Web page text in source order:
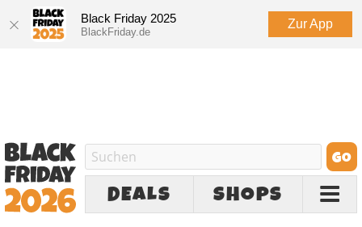
Black Friday 2025
BlackFriday.de
Zur App
DEALS SHOPS